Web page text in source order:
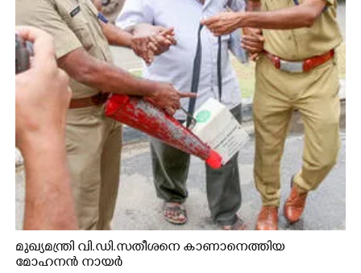
മുഖ്യമന്ത്രി വി.ഡി.സതീശനെ കാണാനെത്തിയ
മോഹനൻ നായർ